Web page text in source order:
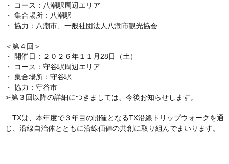
・ コース：八潮駅周辺エリア
・ 集合場所：八潮駅
・ 協力：八潮市、一般社団法人八潮市観光協会
＜第４回＞
・ 開催日：２０２６年１１月28日（土）
・ コース：守谷駅周辺エリア
・ 集合場所：守谷駅
・ 協力：守谷市
➢第３回以降の詳細につきましては、今後お知らせします。
TXは、本年度で３年目の開催となるTX沿線トリップウォークを通
じ、沿線自治体とともに沿線価値の共創に取り組んでまいります。